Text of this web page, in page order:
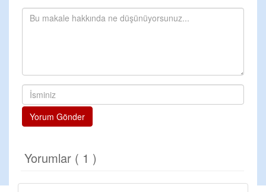
Yorum Gönder
Yorumlar ( 1 )